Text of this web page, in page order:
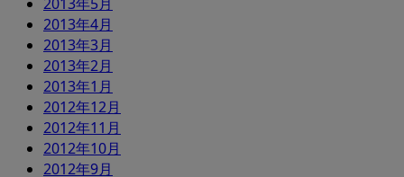
2013年4月
2013年3月
2013年2月
2013年1月
2012年12月
2012年11月
2012年10月
2012年9月